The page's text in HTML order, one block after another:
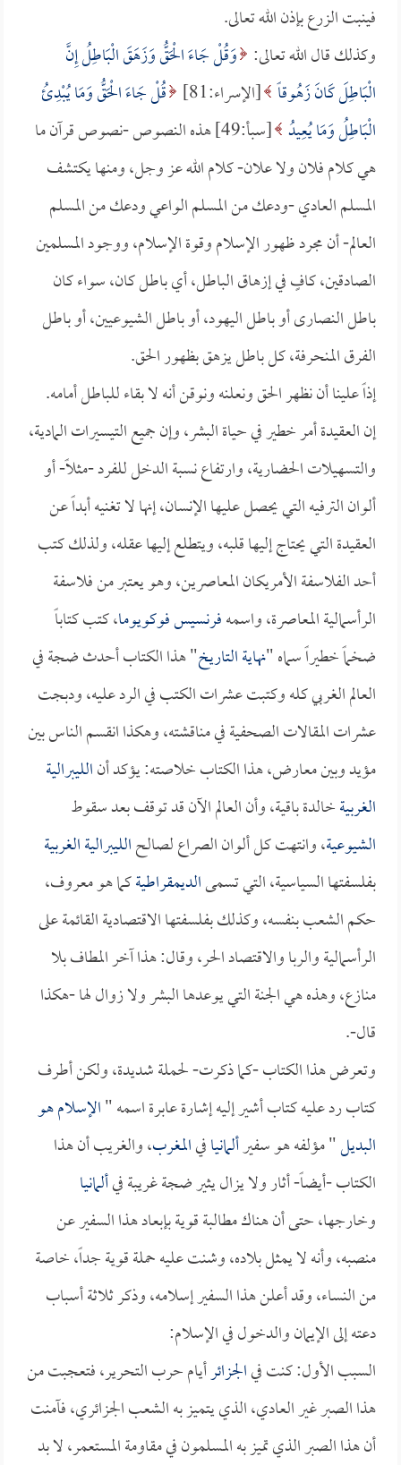
فينبت الزرع بإذن الله تعالى.
وكذلك قال الله تعالى: وَقُلْ جَاءَ الْحَقُّ وَزَهَقَ الْبَاطِلُ إِنَّ
الْبَاطِلَ كَانَ زَهُوقاً [الإسراء:81]
قُلْ جَاءَ الْحَقُّ وَمَا يُبْدِئُ
الْبَاطِلُ وَمَا يُعِيدُ
[سبأ:49] هذه النصوص -نصوص قرآن ما
هي كلام فلان ولا علان- كلام الله عز وجل، ومنها يكتشف
المسلم العادي -ودعك من المسلم الواعي ودعك من المسلم
العالم- أن مجرد ظهور الإسلام وقوة الإسلام، ووجود المسلمين
الصادقين، كافٍ في إزهاق الباطل، أي باطل كان، سواء كان
باطل النصارى أو باطل اليهود، أو باطل الشيوعيين، أو باطل
الفرق المنحرفة، كل باطل يزهق بظهور الحق.
إذاً علينا أن نظهر الحق ونعلنه ونوقن أنه لا بقاء للباطل أمامه.
إن العقيدة أمر خطير في حياة البشر، وإن جميع التيسيرات المادية،
والتسهيلات الحضارية، وارتفاع نسبة الدخل للفرد -مثلاً- أو
ألوان الترفيه التي يحصل عليها الإنسان، إنها لا تغنيه أبداً عن
العقيدة التي يحتاج إليها قلبه، ويتطلع إليها عقله، ولذلك كتب
أحد الفلاسفة الأمريكان المعاصرين، وهو يعتبر من فلاسفة
الرأسمالية المعاصرة، واسمهفرنسيس فوكويوما، كتب كتاباً
ضخماً خطيراً سماه "نهاية التاريخ" هذا الكتاب أحدث ضجة في
العالم الغربي كله وكتبت عشرات الكتب في الرد عليه، ودبجت
عشرات المقالات الصحفية في مناقشته، وهكذا انقسم الناس بين
مؤيد وبين معارض، هذا الكتاب خلاصته: يؤكد أنالليبرالية
الغربيةخالدة باقية، وأن العالم الآن قد توقف بعد سقوط
الشيوعية، وانتهت كل ألوان الصراع لصالحالليبرالية الغربية
بفلسفتها السياسية، التي تسمىالديمقراطيةكما هو معروف،
حكم الشعب بنفسه، وكذلك بفلسفتها الاقتصادية القائمة على
الرأسمالية والربا والاقتصاد الحر، وقال: هذا آخر المطاف بلا
منازع، وهذه هي الجنة التي يوعدها البشر ولا زوال لها -هكذا
قال-.
وتعرض هذا الكتاب -كما ذكرت- لحملة شديدة، ولكن أطرف
كتاب رد عليه كتاب أشير إليه إشارة عابرة اسمه "الإسلام هو
البديل" مؤلفه هو سفيرألمانيافيالمغرب، والغريب أن هذا
الكتاب -أيضاً- أثار ولا يزال يثير ضجة غريبة فيألمانيا
وخارجها، حتى أن هناك مطالبة قوية بإبعاد هذا السفير عن
منصبه، وأنه لا يمثل بلاده، وشنت عليه حملة قوية جداً، خاصة
من النساء، وقد أعلن هذا السفير إسلامه، وذكر ثلاثة أسباب
دعته إلى الإيمان والدخول في الإسلام:
السبب الأول: كنت فيالجزائرأيام حرب التحرير، فتعجبت من
هذا الصبر غير العادي، الذي يتميز به الشعب الجزائري، فآمنت
أن هذا الصبر الذي تميز به المسلمون في مقاومة المستعمر، لا بد